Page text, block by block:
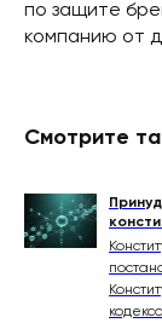
по защите
компанию от
Смотрите